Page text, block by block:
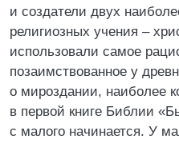
и создатели двух
религиозных учения –
использовали самое
позаимствованное у
о мироздании, наиболее
в первой книге Библии
с малого начинается. У